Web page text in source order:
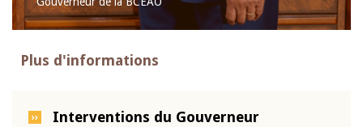
Plus d'informations
Interventions du Gouverneur